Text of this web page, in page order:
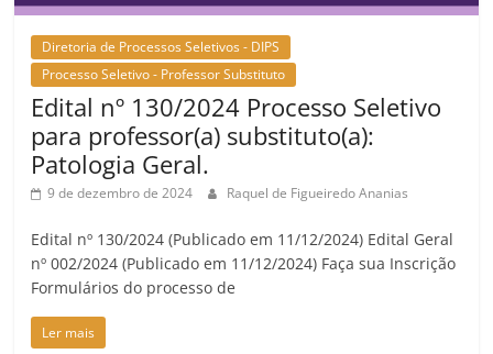
Diretoria de Processos Seletivos - DIPS
Processo Seletivo - Professor Substituto
Edital nº 130/2024 Processo Seletivo
para professor(a) substituto(a):
Patologia Geral.
9 de dezembro de 2024 Raquel de Figueiredo Ananias
Edital nº 130/2024 (Publicado em 11/12/2024) Edital Geral
nº 002/2024 (Publicado em 11/12/2024) Faça sua Inscrição
Formulários do processo de
Ler mais